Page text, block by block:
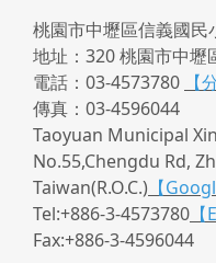
桃園市中壢區信義國民
地址：320 桃園市中壢
電話：03-4573780
【
傳真：03-4596044
Taoyuan Municipal
No.55,Chengdu Rd,
Taiwan(R.O.C.) 【
Tel:+886-3-4573780
Fax:+886-3-4596044